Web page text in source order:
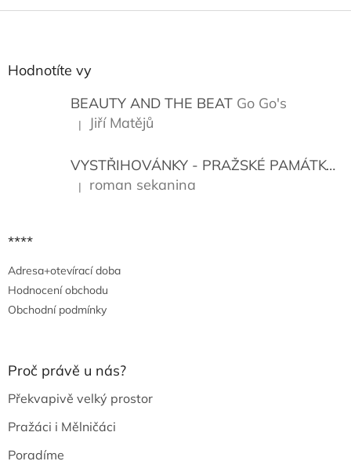
Hodnotíte vy
BEAUTY AND THE BEAT Go Go's
Hodnocení produktu je 5 z 5 hvězdiček.
| Jiří Matějů
VYSTŘIHOVÁNKY - PRAŽSKÉ PAMÁTKY
Hodnocení produktu je 5 z 5 hvězdiček.
| roman sekanina
****
Adresa+otevírací doba
Hodnocení obchodu
Obchodní podmínky
Proč právě u nás?
Překvapivě velký prostor
Pražáci i Mělničáci
Poradíme